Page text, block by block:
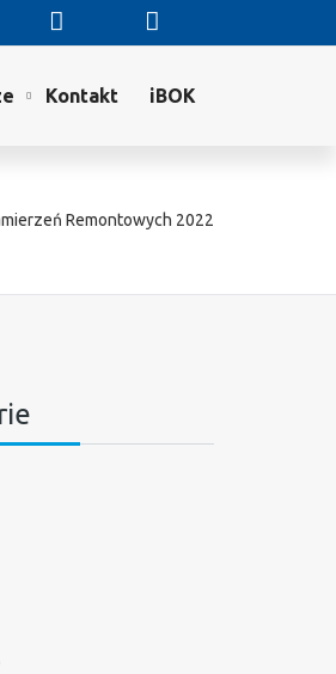
Kontakt iBOK
Remontowych 2022